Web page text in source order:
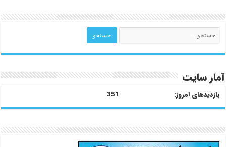
آمار سایت
بازدیدهای امروز: 351